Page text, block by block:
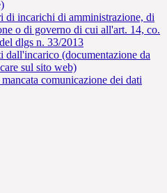
di incarichi di amministrazione, di
o di governo di cui all'art. 14, co.
dlgs n. 33/2013
dall'incarico (documentazione da
sul sito web)
comunicazione dei dati